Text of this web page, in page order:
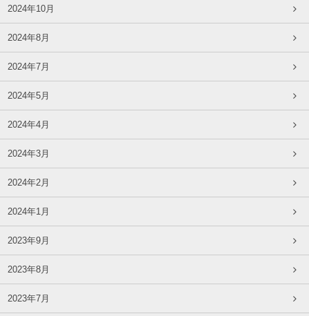
2024年10月
2024年8月
2024年7月
2024年5月
2024年4月
2024年3月
2024年2月
2024年1月
2023年9月
2023年8月
2023年7月